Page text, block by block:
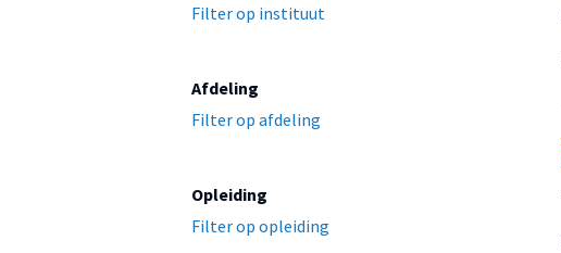
Filter op instituut
Afdeling
Filter op afdeling
Opleiding
Filter op opleiding